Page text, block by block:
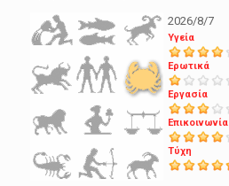
2026/8/7
Υγεία
Ερωτικά
Εργασία
Επικοινωνία
Τύχη